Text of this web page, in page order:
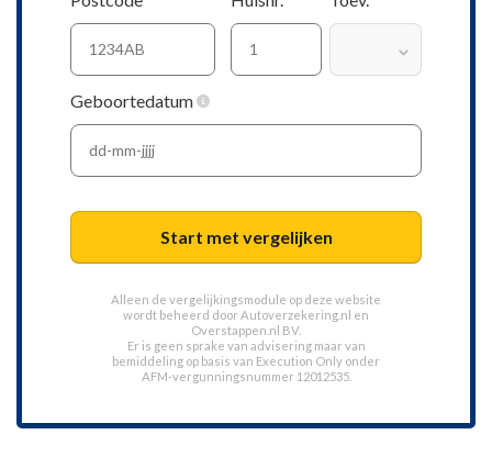
Geboortedatum
Start met vergelijken
Alleen de vergelijkingsmodule op deze website
wordt beheerd door Autoverzekering.nl en
Overstappen.nl BV.
Er is geen sprake van advisering maar van
bemiddeling op basis van Execution Only onder
AFM-vergunningsnummer 12012535.